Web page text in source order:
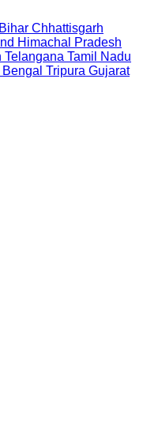
Bihar Chhattisgarh
Himachal Pradesh
Telangana Tamil Nadu
Tripura Gujarat